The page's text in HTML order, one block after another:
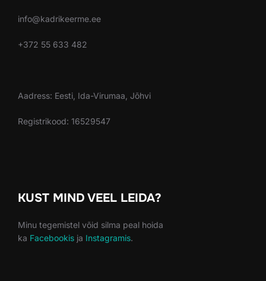
info@kadrikeerme.ee
+372 55 633 482
Aadress: Eesti, Ida-Virumaa, Jõhvi
Registrikood: 16529547
KUST MIND VEEL LEIDA?
Minu tegemistel võid silma peal hoida
ka Facebookis ja Instagramis.